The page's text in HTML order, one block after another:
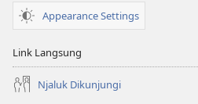
Appearance Settings
Link Langsung
Njaluk Dikunjungi